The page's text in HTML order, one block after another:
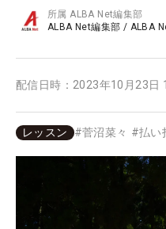
所属ALBA Net編集部
ALBA Net編集部 / ALBA
配信日時： 2023年10月23日
レッスン #菅沼菜々 #払い